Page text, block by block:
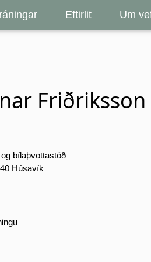
Eftirlit Um
Friðriksson
bílaþvottastöð
Húsavík